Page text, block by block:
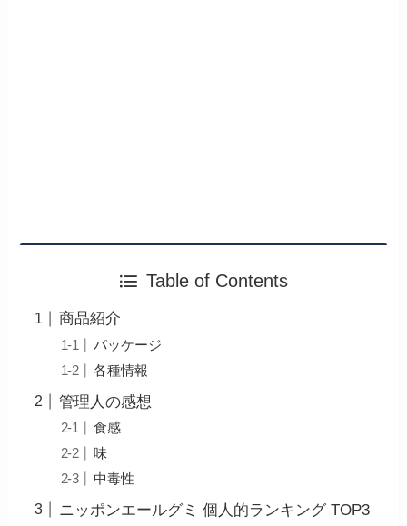
Table of Contents
商品紹介
パッケージ
各種情報
管理人の感想
食感
味
中毒性
ニッポンエールグミ 個人的ランキング TOP3